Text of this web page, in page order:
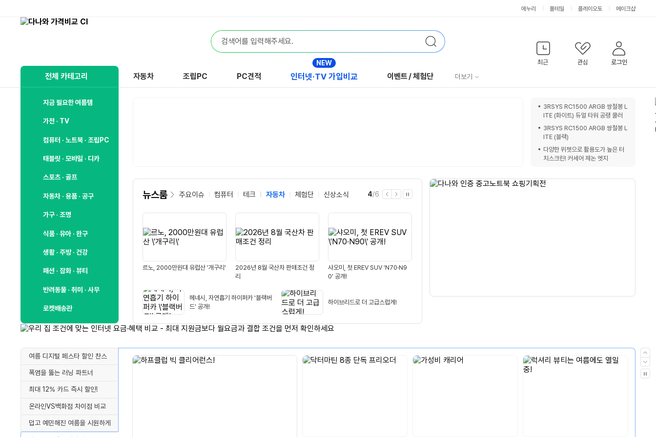
에누리 몰테일 플레이오토 메이크샵
비
사
다
통
합
검
검
색
최근 관심 로그인
전체 카테고리
지금 필요한 여름템
가전 · TV
컴퓨터 · 노트북 · 조립PC
태블릿 · 모바일 · 디카
스포츠 · 골프
자동차 · 용품 · 공구
가구 · 조명
식품 · 유아 · 완구
생활 · 주방 · 건강
패션 · 잡화 · 뷰티
반려동물 · 취미 · 사무
로켓배송관
자동차 조립PC PC견적
NEW
인터넷·TV 가입비교 이벤트/체험단 서
더보기
뉴스룸 주요이슈 컴퓨터 테크 자동차 체험단 신상소식
르노, 2000만원대 유럽산 '개구리'
2026년 8월 국산차 판매조건 정
리
샤오미, 첫 EREV SUV 'N70·N9
0' 공개!
헤네시, 자연흡기 하이퍼카 '블랙버
드' 공개!
하이브리드로 더 고급스럽게!
현
4/전
6
이 다
자
재
3RSYS RC1500 ARGB 쌍철봉 L
ITE (화이트) 듀얼 타워 공랭 쿨러
3RSYS RC1500 ARGB 쌍철봉 L
ITE (블랙)
다양한 위젯으로 활용도가 높은 터
치스크린! 커세어 제논 엣지
여름 디지털 페스타 할인 찬스
폭염을 뚫는 러닝 파트너
최대 12% 카드 즉시 할인!
온라인VS백화점 차이점 비교
덥고 예민해진 여름을 시원하게
이
전
다
음
자